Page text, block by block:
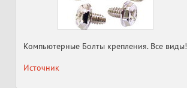
Компьютерные Болты крепления. Все виды!
Источник